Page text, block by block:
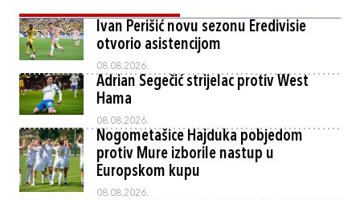
Ivan Perišić novu sezonu Eredivisie
otvorio asistencijom
08.08.2026.
Adrian Segečić strijelac protiv West
Hama
08.08.2026.
Nogometašice Hajduka pobjedom
protiv Mure izborile nastup u
Europskom kupu
08.08.2026.